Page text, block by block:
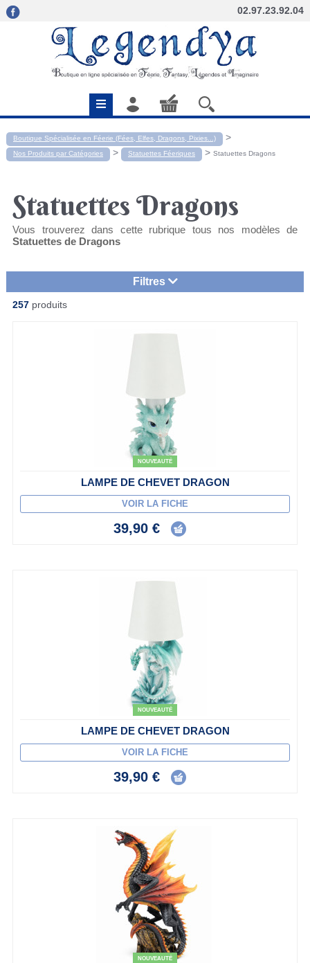
02.97.23.92.04
Boutique Spécialisée en Féerie (Fées, Elfes, Dragons, Pixies...) >
Nos Produits par Catégories > Statuettes Féeriques > Statuettes Dragons
Statuettes Dragons
Vous trouverez dans cette rubrique tous nos modèles de
Statuettes de Dragons
Filtres
257 produits
NOUVEAUTÉ
LAMPE DE CHEVET DRAGON
VOIR LA FICHE
39,90 €
NOUVEAUTÉ
LAMPE DE CHEVET DRAGON
VOIR LA FICHE
39,90 €
NOUVEAUTÉ